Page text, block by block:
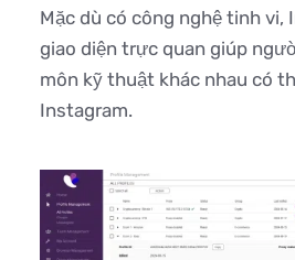
Mặc dù có công nghệ tinh vi,
giao diện trực quan giúp
môn kỹ thuật khác nhau có
Instagram.